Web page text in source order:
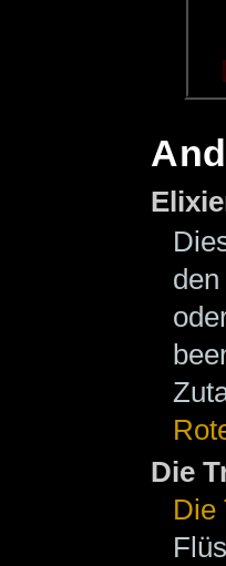
Die
Die